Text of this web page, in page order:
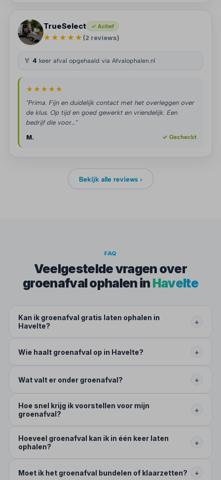
TrueSelect ✓ Actief
★★★★★ (2 reviews)
🏅 4 keer afval opgehaald via Afvalophalen.nl
★★★★★
"Prima. Fijn en duidelijk contact met het overleggen over
de klus. Op tijd en goed gewerkt en vriendelijk. Een
bedrijf die voor…"
M.
✓ Gecheckt
Bekijk alle reviews ›
FAQ
Veelgestelde vragen over
groenafval ophalen in Havelte
Kan ik groenafval gratis laten ophalen in
Havelte?
+
Wie haalt groenafval op in Havelte? +
Wat valt er onder groenafval? +
Hoe snel krijg ik voorstellen voor mijn
groenafval?
+
Hoeveel groenafval kan ik in één keer laten
ophalen?
+
Moet ik het groenafval bundelen of klaarzetten? +